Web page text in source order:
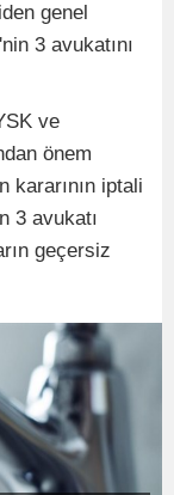
genel
3 avukatını
ve
önem
kararının iptali
3 avukatı
geçersiz